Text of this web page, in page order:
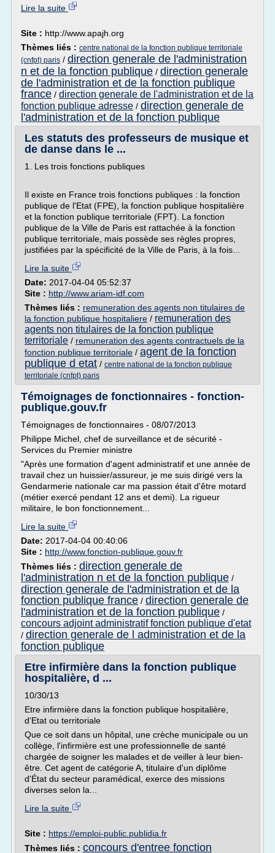
Lire la suite
Site : http://www.apajh.org
Thèmes liés : centre national de la fonction publique territoriale
(cnfpt) paris / direction generale de l'administration
n et de la fonction publique / direction generale
de l'administration et de la fonction publique
france / direction generale de l'administration et de la
fonction publique adresse / direction generale de
l'administration et de la fonction publique
Les statuts des professeurs de musique et
de danse dans le ...
1. Les trois fonctions publiques
Il existe en France trois fonctions publiques : la fonction
publique de l'Etat (FPE), la fonction publique hospitalière
et la fonction publique territoriale (FPT). La fonction
publique de la Ville de Paris est rattachée à la fonction
publique territoriale, mais possède ses règles propres,
justifiées par la spécificité de la Ville de Paris, à la fois...
Lire la suite
Date: 2017-04-04 05:52:37
Site : http://www.ariam-idf.com
Thèmes liés : remuneration des agents non titulaires de
la fonction publique hospitaliere / remuneration des
agents non titulaires de la fonction publique
territoriale / remuneration des agents contractuels de la
fonction publique territoriale / agent de la fonction
publique d etat / centre national de la fonction publique
territoriale (cnfpt) paris
Témoignages de fonctionnaires - fonction-
publique.gouv.fr
Témoignages de fonctionnaires - 08/07/2013
Philippe Michel, chef de surveillance et de sécurité -
Services du Premier ministre
"Après une formation d'agent administratif et une année de
travail chez un huissier/assureur, je me suis dirigé vers la
Gendarmerie nationale car ma passion était d'être motard
(métier exercé pendant 12 ans et demi). La rigueur
militaire, le bon fonctionnement...
Lire la suite
Date: 2017-04-04 00:40:06
Site : http://www.fonction-publique.gouv.fr
Thèmes liés : direction generale de
l'administration n et de la fonction publique /
direction generale de l'administration et de la
fonction publique france / direction generale de
l'administration et de la fonction publique /
concours adjoint administratif fonction publique d'etat
/ direction generale de l administration et de la
fonction publique
Etre infirmière dans la fonction publique
hospitalière, d ...
10/30/13
Etre infirmière dans la fonction publique hospitalière,
d'Etat ou territoriale
Que ce soit dans un hôpital, une crèche municipale ou un
collège, l'infirmière est une professionnelle de santé
chargée de soigner les malades et de veiller à leur bien-
être. Cet agent de catégorie A, titulaire d'un diplôme
d'État du secteur paramédical, exerce des missions
diverses selon la...
Lire la suite
Site : https://emploi-public.publidia.fr
Thèmes liés : concours d'entree fonction